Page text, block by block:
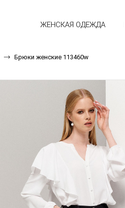
ЖЕНСКАЯ ОДЕЖДА
Брюки женские 113460w